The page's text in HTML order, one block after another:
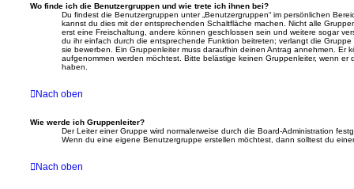
Wo finde ich die Benutzergruppen und wie trete ich ihnen bei?
Du findest die Benutzergruppen unter „Benutzergruppen“ im persönlichen
kannst du dies mit der entsprechenden Schaltfläche machen. Nicht alle
erst eine Freischaltung, andere können geschlossen sein und weitere sogar
du ihr einfach durch die entsprechende Funktion beitreten; verlangt die
sie bewerben. Ein Gruppenleiter muss daraufhin deinen Antrag annehmen. Er
aufgenommen werden möchtest. Bitte belästige keinen Gruppenleiter, wenn er
haben.
Nach oben
Wie werde ich Gruppenleiter?
Der Leiter einer Gruppe wird normalerweise durch die Board-Administration
Wenn du eine eigene Benutzergruppe erstellen möchtest, dann solltest du
Nach oben